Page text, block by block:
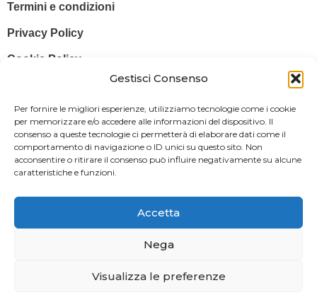
Gestisci Consenso
Per fornire le migliori esperienze, utilizziamo tecnologie come i cookie
per memorizzare e/o accedere alle informazioni del dispositivo. Il
consenso a queste tecnologie ci permetterà di elaborare dati come il
comportamento di navigazione o ID unici su questo sito. Non
acconsentire o ritirare il consenso può influire negativamente su alcune
caratteristiche e funzioni.
Accetta
Nega
Visualizza le preferenze
Termini e condizioni
Privacy Policy
Cookie Policy
Legale: Via Silvio Pellico, 43 97015 MODICA (RG) – P. IVA: IT
01470350883
Powered ByIl Brandificio
Registro nazionale degli aiuti di Stato di cui all’art. 52 della L. 234/2012
in modo da adempiere all’obbligo informativo relativo ai contributi
concorrenza – art. 1, commi 125 – 129), successivamente modificata